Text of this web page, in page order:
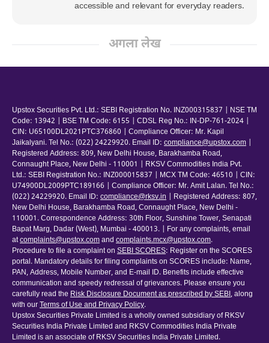
accessible and relevant for everyday readers.
अगला लेख
Upstox Securities Pvt. Ltd.: SEBI Registration No. INZ000315837 | NSE TM
Code: 13942 | BSE TM Code: 6155 | CDSL Reg No.: IN-DP-761-2024 |
CIN: U65100DL2021PTC376860 | Compliance Officer: Mr. Kapil
Jaikalyani. Tel No.: (022) 24229920. Email ID: compliance@upstox.com
Registered Address: 809, New Delhi House, Barakhamba Road,
Connaught Place, New Delhi - 110001 | RKSV Commodities India Pvt.
Ltd.: SEBI Registration No.: INZ000015837 | MCX TM Code: 46510 | CIN:
U74900DL2009PTC189166 | Compliance Officer: Mr. Amit Lalan. Tel No.:
(022) 24229920. Email ID: compliance@rksv.in
| Registered Address: 807,
New Delhi House, Barakhamba Road, Connaught Place, New Delhi -
110001. Correspondence Address: 30th Floor, Sunshine Tower, Senapati
Bapat Marg, Dadar (West), Mumbai - 400013. | For any complaints, email
atcomplaints@upstox.comand complaints.mcx@upstox.com.
Procedure to file a complaint on SEBI SCORES: Register on the SCORES
portal. Mandatory details for filing complaints on SCORES include: Name,
PAN, Address, Mobile Number, and E-mail ID. Benefits include effective
communication and speedy redressal of grievances. Please ensure you
carefully read the Risk Disclosure Document as prescribed by SEBI, along
with ourTerms of Use and Privacy Policy.
Upstox Securities Private Limited is a wholly owned subsidiary of RKSV
Securities India Private Limited and RKSV Commodities India Private
Limited is an associate of RKSV Securities India Private Limited.